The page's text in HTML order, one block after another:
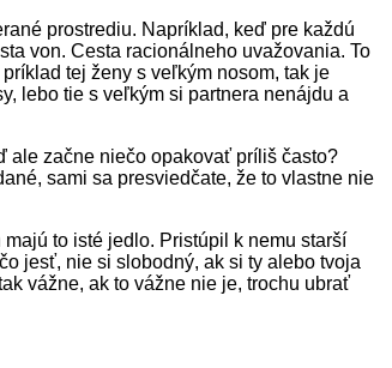
prostrediu. Napríklad, keď pre každú
von. Cesta racionálneho uvažovania. To
tej ženy s veľkým nosom, tak je
lebo tie s veľkým si partnera nenájdu a
ale začne niečo opakovať príliš často?
sami sa presviedčate, že to vlastne nie
to isté jedlo. Pristúpil k nemu starší
jesť, nie si slobodný, ak si ty alebo tvoja
vážne, ak to vážne nie je, trochu ubrať